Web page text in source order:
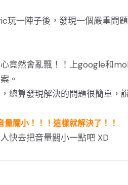
玩一陣子後，發現一個嚴重問
竟然會亂飄！！上google和
。
總算發現解決的問題很簡單，
關小！！！這樣就解決了！！
快去把音量關小一點吧 XD